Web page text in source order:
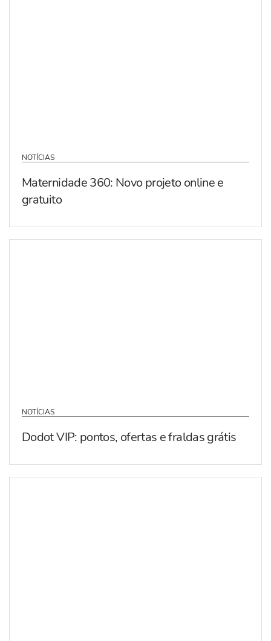
NOTÍCIAS
Maternidade 360: Novo projeto online e
gratuito
NOTÍCIAS
Dodot VIP: pontos, ofertas e fraldas grátis